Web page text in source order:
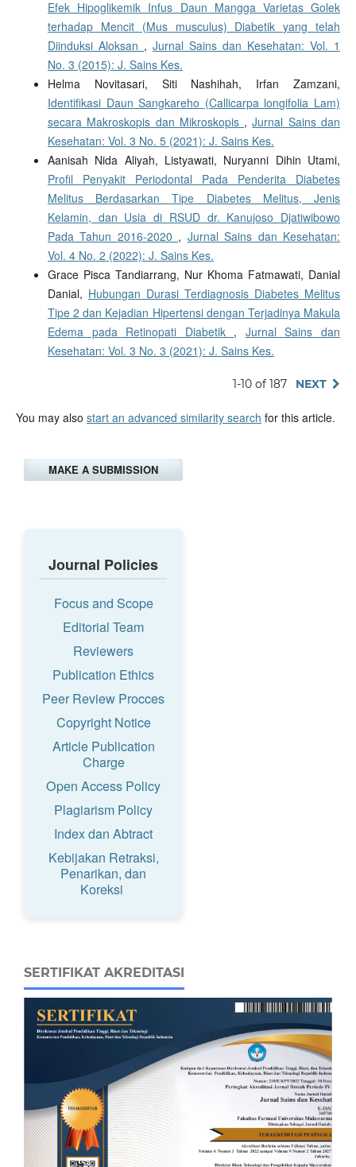
Efek Hipoglikemik Infus Daun Mangga Varietas Golek
terhadap Mencit (Mus musculus) Diabetik yang telah
Diinduksi Aloksan , Jurnal Sains dan Kesehatan: Vol. 1
No. 3 (2015): J. Sains Kes.
Helma Novitasari, Siti Nashihah, Irfan Zamzani,
Identifikasi Daun Sangkareho (Callicarpa longifolia Lam)
secara Makroskopis dan Mikroskopis ,Jurnal Sains dan
Kesehatan: Vol. 3 No. 5 (2021): J. Sains Kes.
Aanisah Nida Aliyah, Listyawati, Nuryanni Dihin Utami,
Profil Penyakit Periodontal Pada Penderita Diabetes
Melitus Berdasarkan Tipe Diabetes Melitus, Jenis
Kelamin, dan Usia di RSUD dr. Kanujoso Djatiwibowo
Pada Tahun 2016-2020 , Jurnal Sains dan Kesehatan:
Vol. 4 No. 2 (2022): J. Sains Kes.
Grace Pisca Tandiarrang, Nur Khoma Fatmawati, Danial
Danial, Hubungan Durasi Terdiagnosis Diabetes Melitus
Tipe 2 dan Kejadian Hipertensi dengan Terjadinya Makula
Edema pada Retinopati Diabetik , Jurnal Sains dan
Kesehatan: Vol. 3 No. 3 (2021): J. Sains Kes.
1-10 of 187 NEXT
You may also start an advanced similarity search for this article.
MAKE A SUBMISSION
Journal Policies
Focus and Scope
Editorial Team
Reviewers
Publication Ethics
Peer Review Procces
Copyright Notice
Article Publication
Charge
Open Access Policy
Plagiarism Policy
Index dan Abtract
Kebijakan Retraksi,
Penarikan, dan
Koreksi
SERTIFIKAT AKREDITASI